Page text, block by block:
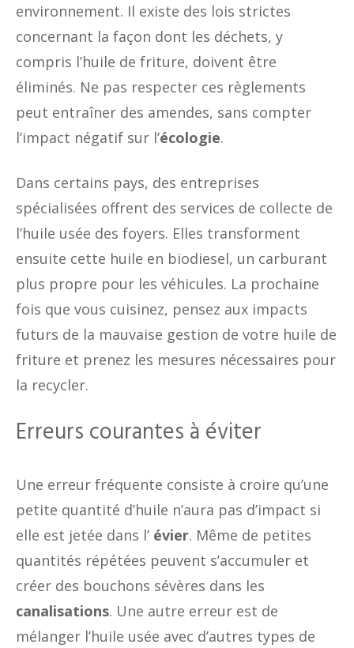
environnement. Il existe des lois strictes
concernant la façon dont les déchets, y
compris l’huile de friture, doivent être
éliminés. Ne pas respecter ces règlements
peut entraîner des amendes, sans compter
l’impact négatif sur l’écologie.
Dans certains pays, des entreprises
spécialisées offrent des services de collecte de
l’huile usée des foyers. Elles transforment
ensuite cette huile en biodiesel, un carburant
plus propre pour les véhicules. La prochaine
fois que vous cuisinez, pensez aux impacts
futurs de la mauvaise gestion de votre huile de
friture et prenez les mesures nécessaires pour
la recycler.
Erreurs courantes à éviter
Une erreur fréquente consiste à croire qu’une
petite quantité d’huile n’aura pas d’impact si
elle est jetée dans l’ évier. Même de petites
quantités répétées peuvent s’accumuler et
créer des bouchons sévères dans les
canalisations. Une autre erreur est de
mélanger l’huile usée avec d’autres types de